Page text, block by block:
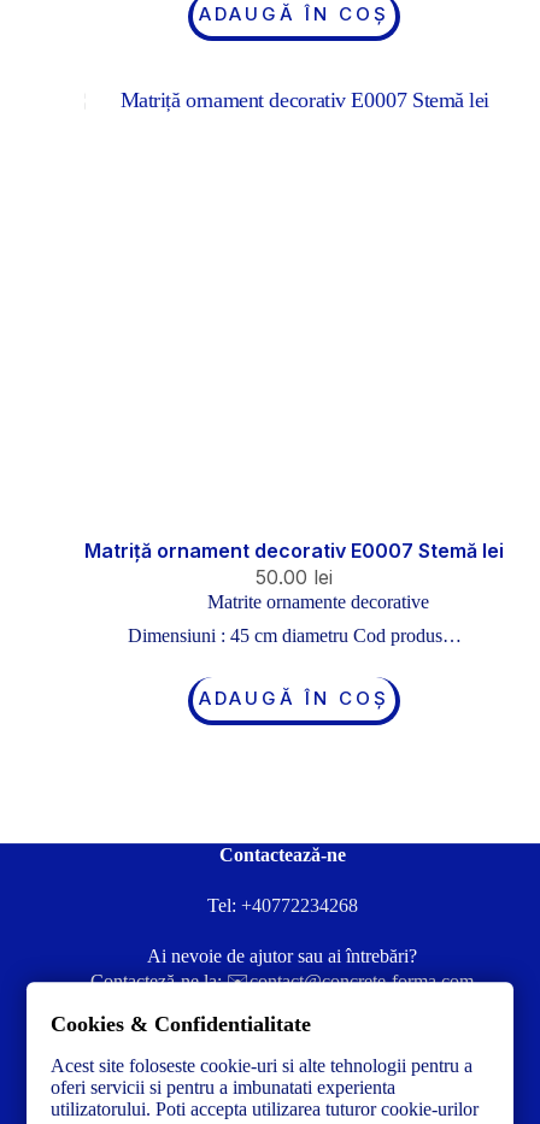
ADAUGĂ ÎN COȘ
Matriță ornament decorativ E0007 Stemă lei
50.00 lei
Matrite ornamente decorative
Dimensiuni : 45 cm diametru Cod produs…
ADAUGĂ ÎN COȘ
Contactează-ne
Tel: +40772234268
Ai nevoie de ajutor sau ai întrebări?
Contacteză-ne la:✉️contact@concrete-forma.com
Cookies & Confidentialitate
Acest site foloseste cookie-uri si alte tehnologii pentru a
oferi servicii si pentru a imbunatati experienta
utilizatorului. Poti accepta utilizarea tuturor cookie-urilor